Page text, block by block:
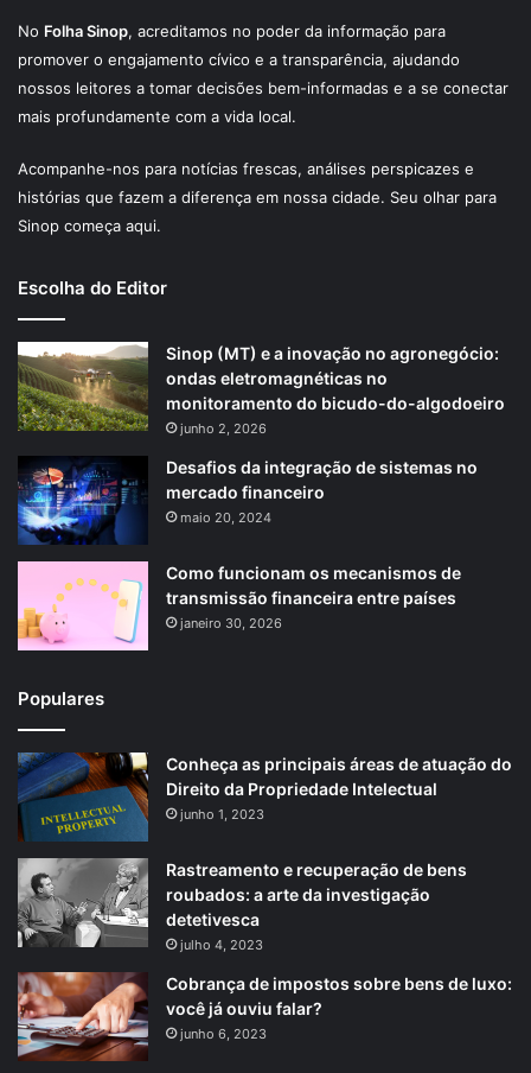
No Folha Sinop, acreditamos no poder da informação para
promover o engajamento cívico e a transparência, ajudando
nossos leitores a tomar decisões bem-informadas e a se conectar
mais profundamente com a vida local.
Acompanhe-nos para notícias frescas, análises perspicazes e
histórias que fazem a diferença em nossa cidade. Seu olhar para
Sinop começa aqui.
Escolha do Editor
Sinop (MT) e a inovação no agronegócio:
ondas eletromagnéticas no
monitoramento do bicudo-do-algodoeiro
junho 2, 2026
Desafios da integração de sistemas no
mercado financeiro
maio 20, 2024
Como funcionam os mecanismos de
transmissão financeira entre países
janeiro 30, 2026
Populares
Conheça as principais áreas de atuação do
Direito da Propriedade Intelectual
junho 1, 2023
Rastreamento e recuperação de bens
roubados: a arte da investigação
detetivesca
julho 4, 2023
Cobrança de impostos sobre bens de luxo:
você já ouviu falar?
junho 6, 2023